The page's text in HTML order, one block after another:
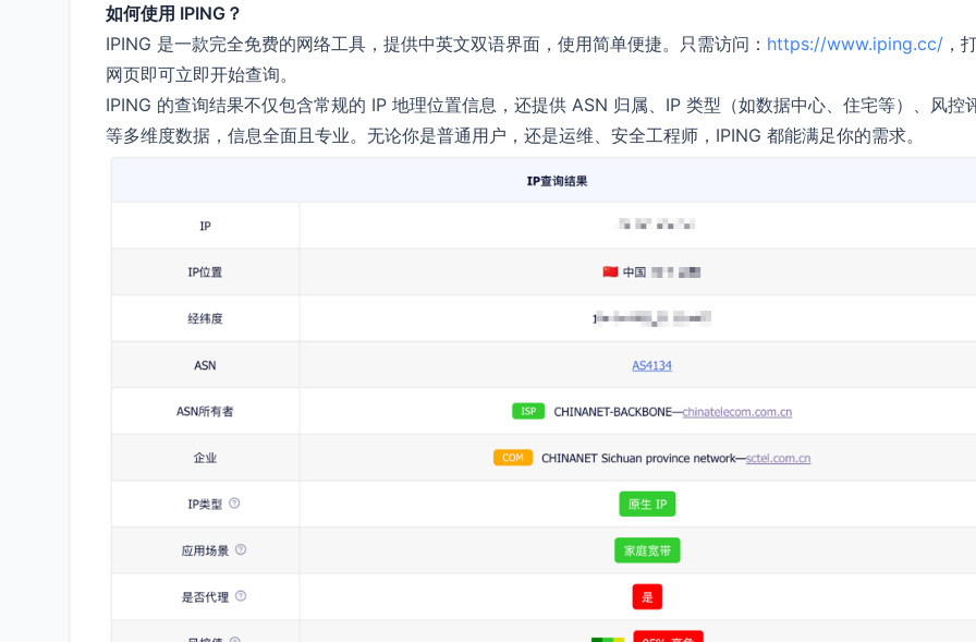
如何使用 IPING？
IPING 是一款完全免费的网络工具，提供中英文双语界面，使用简单便捷。只需访问： https://www.iping.cc/ ，
网页即可立即开始查询。
IPING 的查询结果不仅包含常规的 IP 地理位置信息，还提供 ASN 归属、IP 类型（如数据中心、住宅等）、风控
等多维度数据，信息全面且专业。无论你是普通用户，还是运维、安全工程师，IPING 都能满足你的需求。